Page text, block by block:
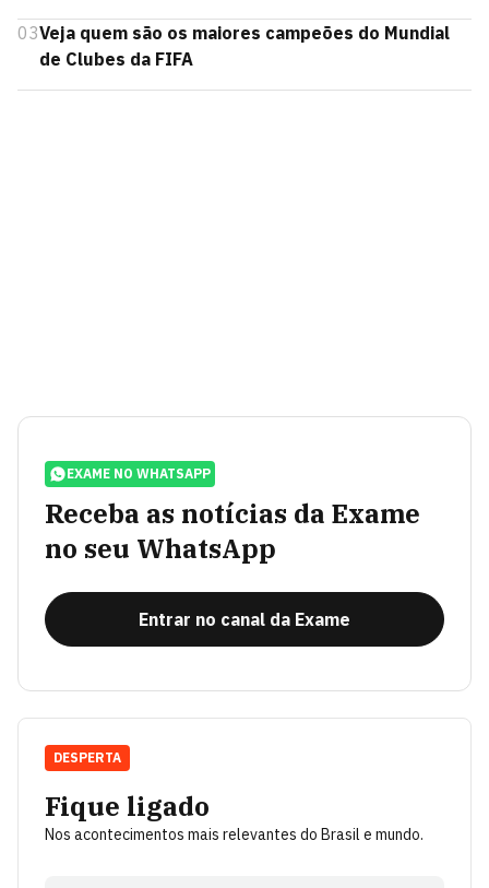
03Veja quem são os maiores campeões do Mundial
de Clubes da FIFA
EXAME NO WHATSAPP
Receba as notícias da Exame
no seu WhatsApp
Entrar no canal da Exame
Fique ligado
Nos acontecimentos mais relevantes do Brasil e mundo.
DESPERTA